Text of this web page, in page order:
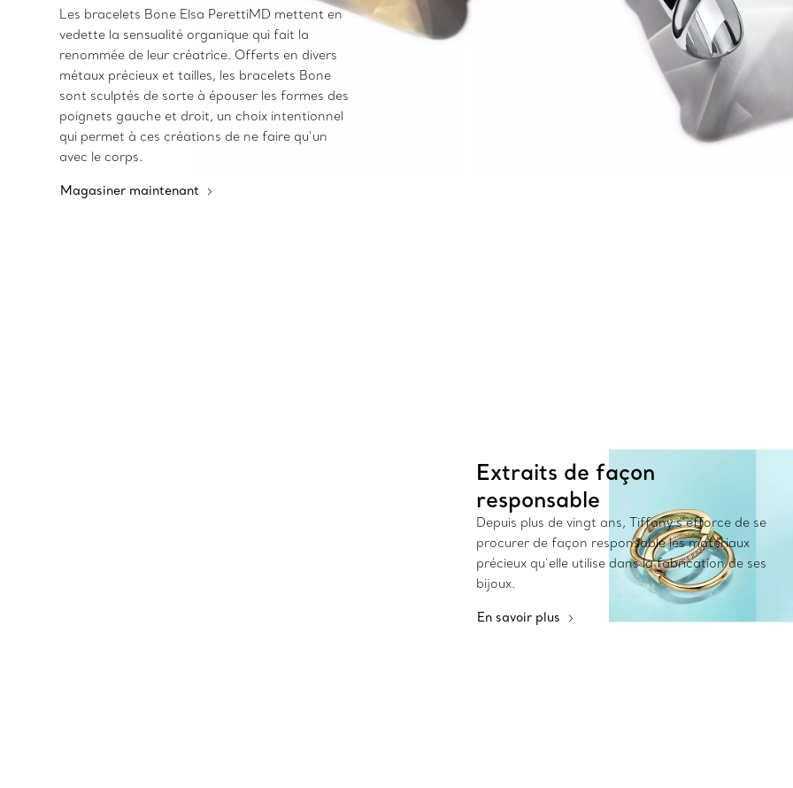
Les bracelets Bone Elsa PerettiMD mettent en
vedette la sensualité organique qui fait la
renommée de leur créatrice. Offerts en divers
métaux précieux et tailles, les bracelets Bone
sont sculptés de sorte à épouser les formes des
poignets gauche et droit, un choix intentionnel
qui permet à ces créations de ne faire qu’un
avec le corps.
Magasiner maintenant
Extraits de façon
responsable
Depuis plus de vingt ans, Tiffany s’efforce de se
procurer de façon responsable les matériaux
précieux qu’elle utilise dans la fabrication de ses
bijoux.
En savoir plus